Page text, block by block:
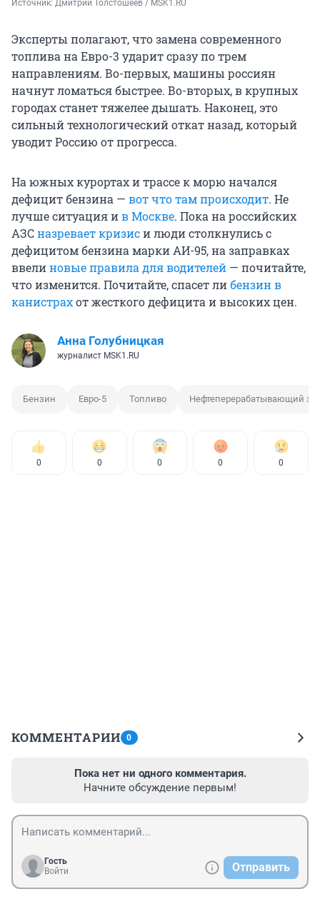
Источник: Дмитрий Толстошеев / MSK1.RU
Эксперты полагают, что замена современного
топлива на Евро-3 ударит сразу по трем
направлениям. Во-первых, машины россиян
начнут ломаться быстрее. Во-вторых, в крупных
городах станет тяжелее дышать. Наконец, это
сильный технологический откат назад, который
уводит Россию от прогресса.
На южных курортах и трассе к морю начался
дефицит бензина — вот что там происходит. Не
лучше ситуация ив Москве. Пока на российских
АЗСназревает кризиси люди столкнулись с
дефицитом бензина марки АИ-95, на заправках
ввелиновые правила для водителей — почитайте,
что изменится. Почитайте, спасет либензин в
канистрахот жесткого дефицита и высоких цен.
Анна Голубницкая
журналист MSK1.RU
Бензин Евро-5 Топливо Нефтеперерабатывающий
0 0 0 0 0
КОММЕНТАРИИ 0
Пока нет ни одного комментария.
Начните обсуждение первым!
Гость
Войти
Отправить